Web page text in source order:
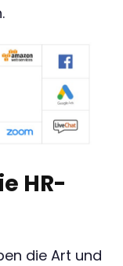
HR-
die Art und